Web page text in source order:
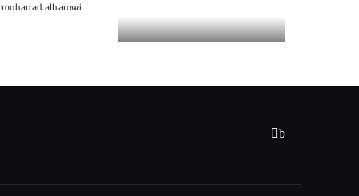
Posted
mohanad.alhamwi